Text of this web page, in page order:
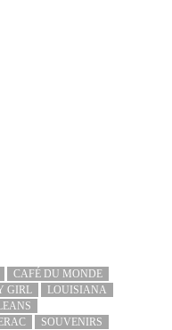
CAFÉ DU MONDE
GIRL
LOUISIANA
SOUVENIRS